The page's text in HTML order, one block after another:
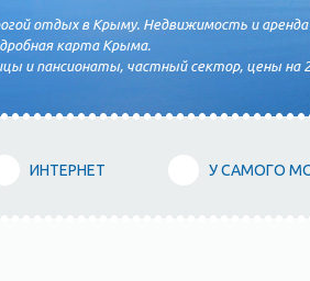
отдых в Крыму. Недвижимость и
карта Крыма.
и пансионаты, частный сектор, цены на
ИНТЕРНЕТ У САМОГО